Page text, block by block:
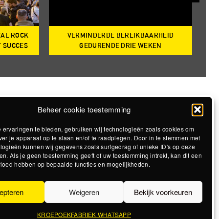
Beheer cookie toestemming
ervaringen te bieden, gebruiken wij technologieën zoals cookies om
je apparaat op te slaan en/of te raadplegen. Door in te stemmen met
kunnen wij gegevens zoals surfgedrag of unieke ID's op deze
Als je geen toestemming geeft of uw toestemming intrekt, kan dit een
hebben op bepaalde functies en mogelijkheden.
Weigeren Bekijk voorkeuren
KROEPOEKFABRIEK WHATSAPP
ROCK
SUCCES
VERMINDERDE BEREIKBAARHEID
GEDURENDE DRIE WEKEN